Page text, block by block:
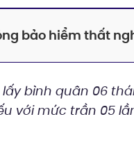
bảo hiểm thất
bình quân 06
với mức trần 05